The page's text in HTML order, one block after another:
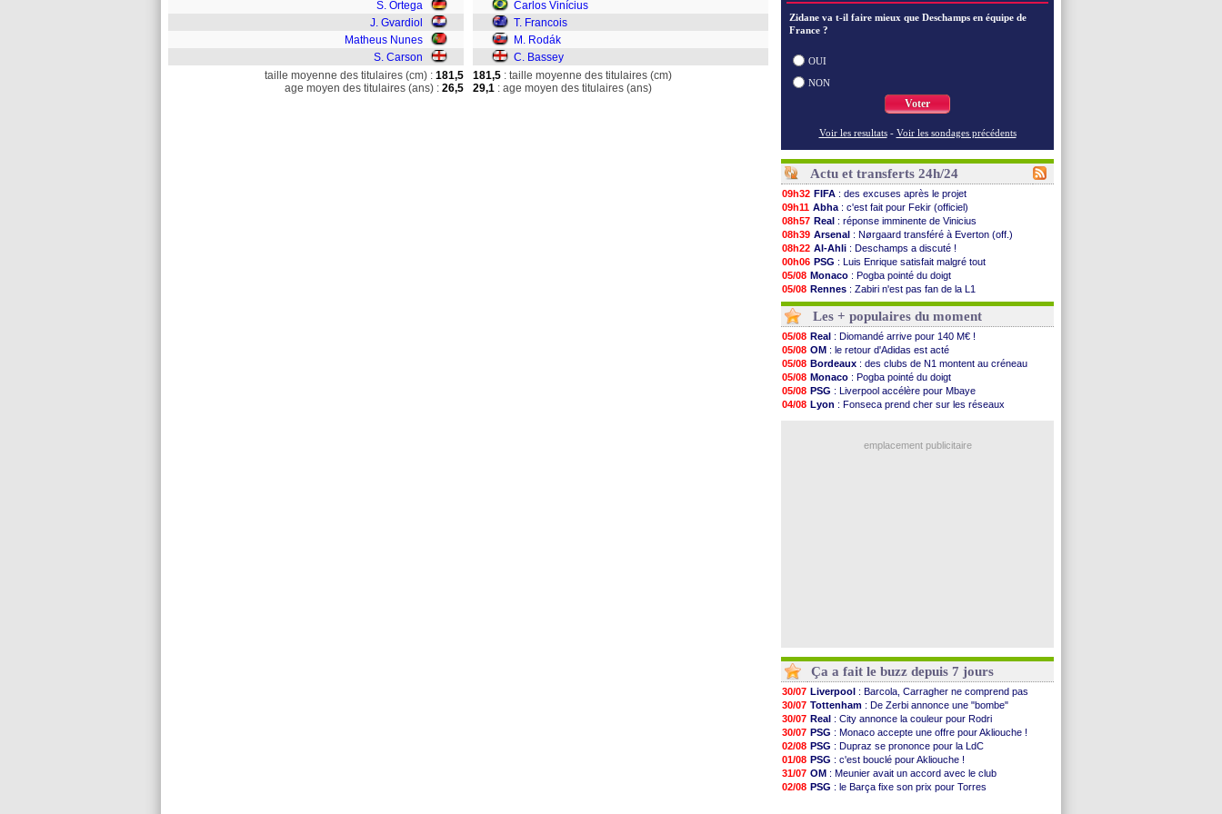
S. Ortega
J. Gvardiol
Matheus Nunes
S. Carson
Carlos Vinícius
T. Francois
M. Rodák
C. Bassey
taille moyenne des titulaires (cm) : 181,5
age moyen des titulaires (ans) : 26,5
181,5 : taille moyenne des titulaires (cm)
29,1 : age moyen des titulaires (ans)
Zidane va t-il faire mieux que Deschamps en équipe de
France ?
OUI
NON
Voter
Voir les resultats - Voir les sondages précédents
Actu et transferts 24h/24
09h32 FIFA : des excuses après le projet
09h11 Abha : c'est fait pour Fekir (officiel)
08h57 Real : réponse imminente de Vinicius
08h39 Arsenal : Nørgaard transféré à Everton (off.)
08h22 Al-Ahli : Deschamps a discuté !
00h06 PSG : Luis Enrique satisfait malgré tout
05/08 Monaco : Pogba pointé du doigt
05/08 Rennes : Zabiri n'est pas fan de la L1
05/08 Rennes: une offre de Fulham pour Aït Boudlal
05/08
VIDEO: Thomasson et Cresswell réconciliés
05/08 Dunkerque: Nzonzi avait des pistes en L1
05/08 Lyon : Mangala sur le départ
05/08 Amical: Arsenal s'incline face au Real Betis
05/08 Amical: lourde défaite pour le PSG
05/08 Man City : Maresca flou pour Reijnders
05/08 LdC : Fenerbahçe prend une belle option
05/08 Al-Diriyah: Mbemba arrive libre (officiel)
: le joli but de Greenwood avec le Fener !
Les + populaires du moment
05/08 Real : Diomandé arrive pour 140 M€ !
05/08 OM : le retour d'Adidas est acté
05/08 Bordeaux : des clubs de N1 montent au créneau
05/08 Monaco : Pogba pointé du doigt
05/08 PSG : Liverpool accélère pour Mbaye
04/08 Lyon : Fonseca prend cher sur les réseaux
emplacement publicitaire
Ça a fait le buzz depuis 7 jours
30/07 Liverpool : Barcola, Carragher ne comprend pas
30/07 Tottenham : De Zerbi annonce une "bombe"
30/07 Real : City annonce la couleur pour Rodri
30/07 PSG : Monaco accepte une offre pour Akliouche !
02/08 PSG : Dupraz se prononce pour la LdC
01/08 PSG : c'est bouclé pour Akliouche !
31/07 OM : Meunier avait un accord avec le club
02/08 PSG : le Barça fixe son prix pour Torres